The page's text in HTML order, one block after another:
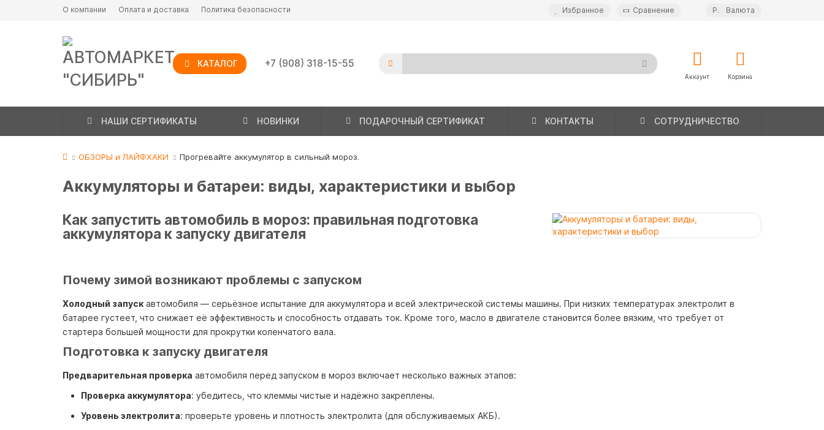
О компании Оплата и доставка Политика безопасности Избранное Сравнение Р. Валюта
КАТАЛОГ +7 (908) 318-15-55
Аккаунт Корзина
НАШИ СЕРТИФИКАТЫ НОВИНКИ ПОДАРОЧНЫЙ СЕРТИФИКАТ КОНТАКТЫ СОТРУДНИЧЕСТВО
ОБЗОРЫ и ЛАЙФХАКИ Прогревайте аккумулятор в сильный мороз.
Аккумуляторы и батареи: виды, характеристики и выбор
Как запустить автомобиль в мороз: правильная подготовка
аккумулятора к запуску двигателя
Почему зимой возникают проблемы с запуском
Холодный запуск автомобиля — серьёзное испытание для аккумулятора и всей электрической системы машины. При низких температурах электролит в
батарее густеет, что снижает её эффективность и способность отдавать ток. Кроме того, масло в двигателе становится более вязким, что требует от
стартера большей мощности для прокрутки коленчатого вала.
Подготовка к запуску двигателя
Предварительная проверка автомобиля перед запуском в мороз включает несколько важных этапов:
Проверка аккумулятора: убедитесь, что клеммы чистые и надёжно закреплены.
Уровень электролита: проверьте уровень и плотность электролита (для обслуживаемых АКБ).